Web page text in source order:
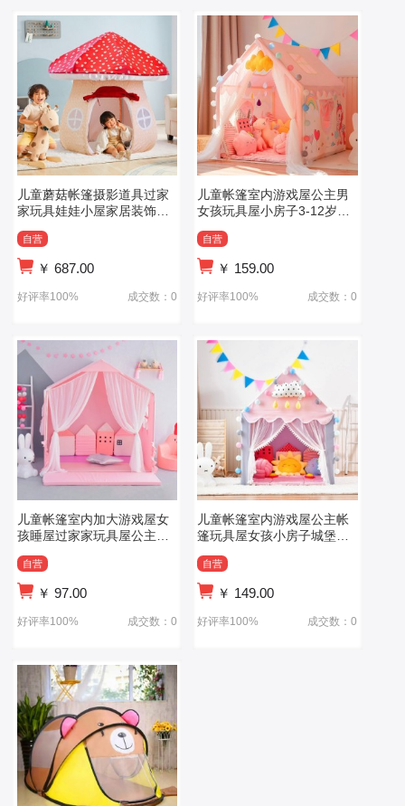
儿童蘑菇帐篷摄影道具过家
家玩具娃娃小屋家居装饰私
自营
￥ 687.00
好评率100% 成交数：0
儿童帐篷室内游戏屋公主男
女孩玩具屋小房子3-12岁分
自营
￥ 159.00
好评率100% 成交数：0
儿童帐篷室内加大游戏屋女
孩睡屋过家家玩具屋公主房
自营
￥ 97.00
好评率100% 成交数：0
儿童帐篷室内游戏屋公主帐
篷玩具屋女孩小房子城堡梦
自营
￥ 149.00
好评率100% 成交数：0